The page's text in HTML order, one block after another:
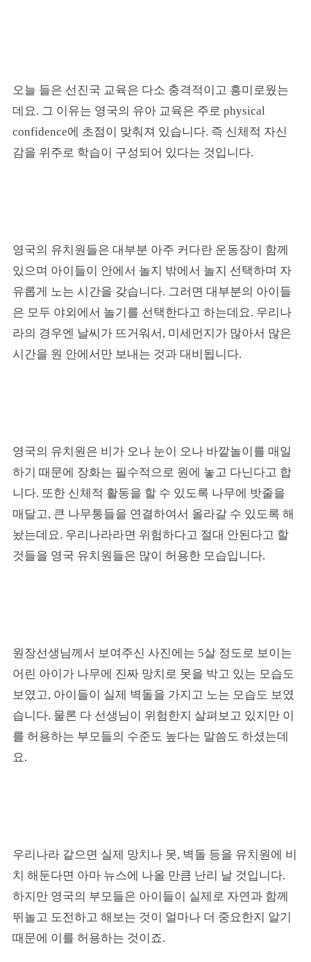
오늘 들은 선진국 교육은 다소 충격적이고 흥미로웠는
데요. 그 이유는 영국의 유아 교육은 주로 physical
confidence에 초점이 맞춰져 있습니다. 즉 신체적 자신
감을 위주로 학습이 구성되어 있다는 것입니다.
영국의 유치원들은 대부분 아주 커다란 운동장이 함께
있으며 아이들이 안에서 놀지 밖에서 놀지 선택하며 자
유롭게 노는 시간을 갖습니다. 그러면 대부분의 아이들
은 모두 야외에서 놀기를 선택한다고 하는데요. 우리나
라의 경우엔 날씨가 뜨거워서, 미세먼지가 많아서 많은
시간을 원 안에서만 보내는 것과 대비됩니다.
영국의 유치원은 비가 오나 눈이 오나 바깥놀이를 매일
하기 때문에 장화는 필수적으로 원에 놓고 다닌다고 합
니다. 또한 신체적 활동을 할 수 있도록 나무에 밧줄을
매달고, 큰 나무통들을 연결하여서 올라갈 수 있도록 해
놨는데요. 우리나라라면 위험하다고 절대 안된다고 할
것들을 영국 유치원들은 많이 허용한 모습입니다.
원장선생님께서 보여주신 사진에는 5살 정도로 보이는
어린 아이가 나무에 진짜 망치로 못을 박고 있는 모습도
보였고, 아이들이 실제 벽돌을 가지고 노는 모습도 보였
습니다. 물론 다 선생님이 위험한지 살펴보고 있지만 이
를 허용하는 부모들의 수준도 높다는 말씀도 하셨는데
요.
우리나라 같으면 실제 망치나 못, 벽돌 등을 유치원에 비
치 해둔다면 아마 뉴스에 나올 만큼 난리 날 것입니다.
하지만 영국의 부모들은 아이들이 실제로 자연과 함께
뛰놀고 도전하고 해보는 것이 얼마나 더 중요한지 알기
때문에 이를 허용하는 것이죠.